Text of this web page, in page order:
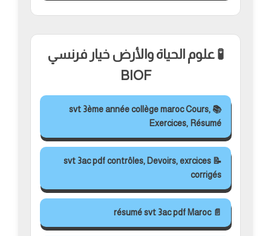
🧪 علوم الحياة والأرض خيار فرنسي
BIOF
📚 svt 3ème année collège maroc Cours,
Exercices, Résumé
📝 svt 3ac pdf contrôles, Devoirs, exrcices
corrigés
📄 résumé svt 3ac pdf Maroc